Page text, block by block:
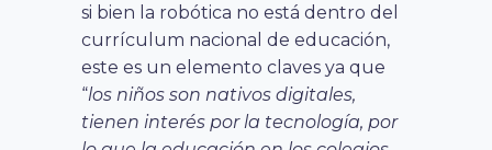
si bien la robótica no está dentro del
currículum nacional de educación,
este es un elemento claves ya que
“los niños son nativos digitales,
tienen interés por la tecnología, por